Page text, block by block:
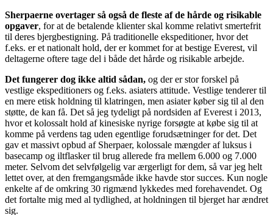
Sherpaerne overtager så også de fleste af de hårde og risikable
opgaver, for at de betalende klienter skal komme relativt smertefrit
til deres bjergbestigning. På traditionelle ekspeditioner, hvor det
f.eks. er et nationalt hold, der er kommet for at bestige Everest, vil
deltagerne oftere tage del i både det hårde og risikable arbejde.
Det fungerer dog ikke altid sådan, og der er stor forskel på
vestlige ekspeditioners og f.eks. asiaters attitude. Vestlige tenderer til
en mere etisk holdning til klatringen, men asiater køber sig til al den
støtte, de kan få. Det så jeg tydeligt på nordsiden af Everest i 2013,
hvor et kolossalt hold af kinesiske nyrige forsøgte at købe sig til at
komme på verdens tag uden egentlige forudsætninger for det. Det
gav et massivt opbud af Sherpaer, kolossale mængder af luksus i
basecamp og iltflasker til brug allerede fra mellem 6.000 og 7.000
meter. Selvom det selvfølgelig var ærgerligt for dem, så var jeg helt
lettet over, at den fremgangsmåde ikke havde stor succes. Kun nogle
enkelte af de omkring 30 rigmænd lykkedes med forehavendet. Og
det fortalte mig med al tydlighed, at holdningen til bjerget har ændret
sig.